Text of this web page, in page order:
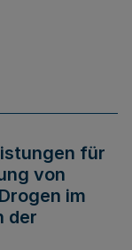
für
von
im
der